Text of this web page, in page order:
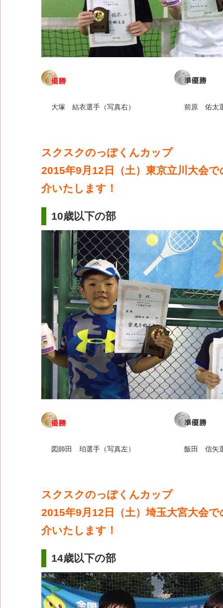
大塚 結衣選手（写真右） 前原 佑太
スクスクのっぽくんカップ
2015年9月12日（土）東京立川大会
介いたします！
10歳以下の部
図師田 珀選手（写真左） 飯田 信矢
スクスクのっぽくんカップ
2015年9月12日（土）埼玉大宮大会
介いたします！
14歳以下の部